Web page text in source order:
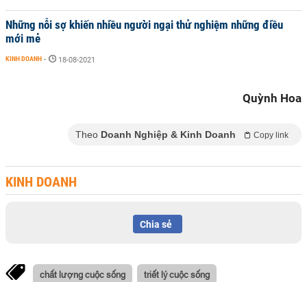
Những nỗi sợ khiến nhiều người ngại thử nghiệm những điều
mới mẻ
KINH DOANH - 18-08-2021
Quỳnh Hoa
Theo Doanh Nghiệp & Kinh Doanh Copy link
KINH DOANH
Chia sẻ
chất lượng cuộc sống triết lý cuộc sống